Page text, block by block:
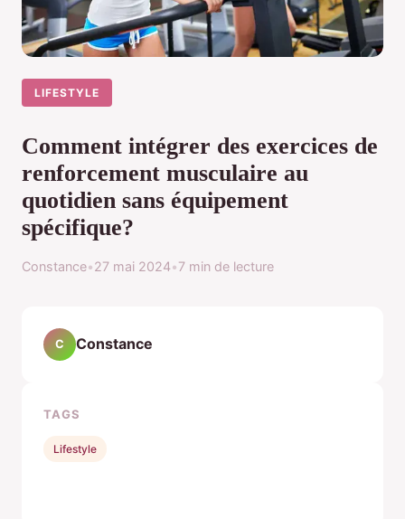
LIFESTYLE
Comment intégrer des exercices de
renforcement musculaire au
quotidien sans équipement
spécifique?
Constance•27 mai 2024•7 min de lecture
C Constance
TAGS
Lifestyle